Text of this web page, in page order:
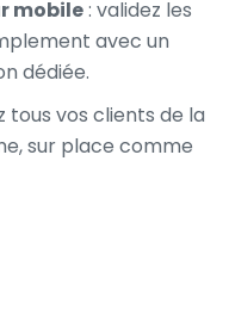
mobile: validez les
avec un
dédiée.
tous vos clients de la
sur place comme